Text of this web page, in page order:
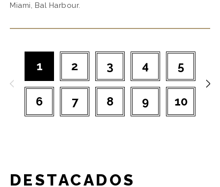
Miami, Bal Harbour.
1 2 3 4 5
6 7 8 9 10
DESTACADOS